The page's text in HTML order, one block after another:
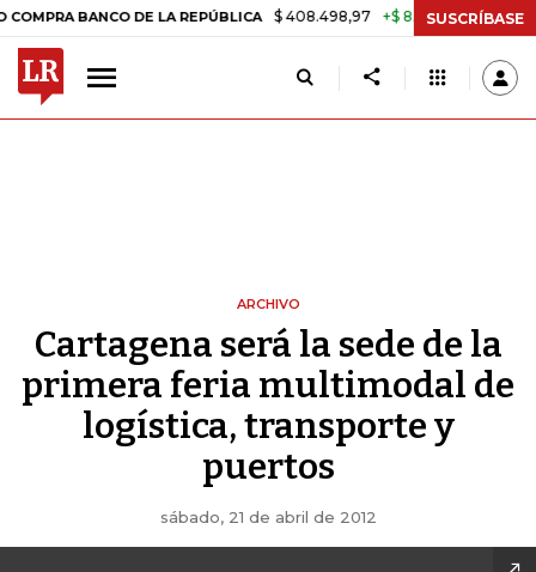
BANCO DE LA REPÚBLICA $ 408.498,97 +$ 8.753,81 +2,19%
SUSCRÍBASE
ARCHIVO
Cartagena será la sede de la
primera feria multimodal de
logística, transporte y
puertos
sábado, 21 de abril de 2012